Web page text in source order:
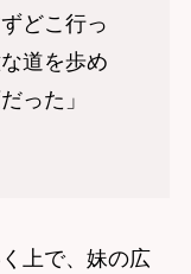
どこ行っ
道を歩め
った」
上で、妹の広